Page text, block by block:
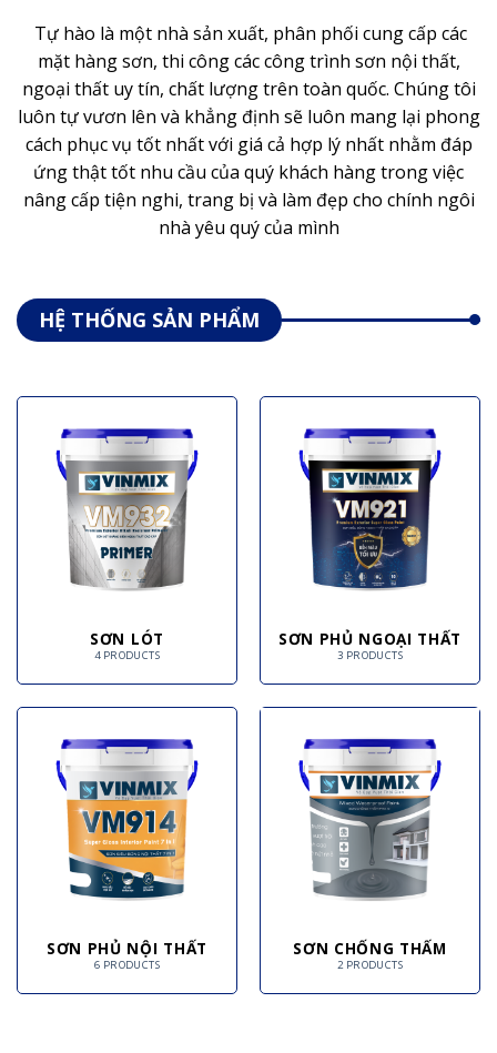
Tự hào là một nhà sản xuất, phân phối cung cấp các
mặt hàng sơn, thi công các công trình sơn nội thất,
ngoại thất uy tín, chất lượng trên toàn quốc. Chúng tôi
luôn tự vươn lên và khẳng định sẽ luôn mang lại phong
cách phục vụ tốt nhất với giá cả hợp lý nhất nhằm đáp
ứng thật tốt nhu cầu của quý khách hàng trong việc
nâng cấp tiện nghi, trang bị và làm đẹp cho chính ngôi
nhà yêu quý của mình
HỆ THỐNG SẢN PHẨM
SƠN LÓT
4 PRODUCTS
SƠN PHỦ NGOẠI THẤT
3 PRODUCTS
SƠN PHỦ NỘI THẤT
6 PRODUCTS
SƠN CHỐNG THẤM
2 PRODUCTS